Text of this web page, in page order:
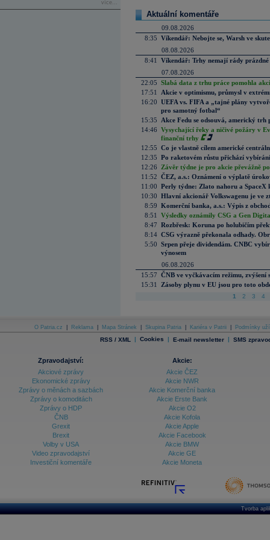
více...
Aktuální komentáře
09.08.2026
8:35 Víkendář: Nebojte se, Warsh ve
08.08.2026
8:41
Víkendář: Trhy nemají rády prázdné
07.08.2026
22:05 Slabá data z trhu práce pomohla
17:51
Akcie v optimismu, průmysl v
16:20 UEFA vs. FIFA a „tajné plány
pro samotný fotbal“
15:35
Akce Fedu se odsouvá, americký
14:46 Vysychající řeky a ničivé požáry v
finanční trhy
12:55 Co je vlastně cílem americké
12:35 Po raketovém růstu přichází
12:26
Závěr týdne je pro akcie převážně
11:52 ČEZ, a.s.: Oznámení o výplatě
11:00 Perly týdne: Zlato nahoru a SpaceX
10:30 Hlavní akcionář Volkswagenu je ve
8:59 Komerční banka, a.s.: Výpis z
8:51
Výsledky oznámily CSG a Gen
8:47 Rozbřesk: Koruna po holubičím
8:14 CSG výrazně překonala odhady.
5:50 Srpen přeje dividendám. CNBC
výnosem
06.08.2026
15:57 ČNB ve vyčkávacím režimu, zvýšení
15:31
Zásoby plynu v EU jsou pro toto
1 2 3 4
O Patria.cz Reklama Mapa Stránek Skupina Patria Kariéra v Patrii Podmínky
RSS / XML | Cookies | E-mail newsletter | SMS
Zpravodajství:
Akciové zprávy
Ekonomické zprávy
Zprávy o měnách a sazbách
Zprávy o komoditách
Zprávy o HDP
ČNB
Grexit
Brexit
Volby v USA
Video zpravodajství
Investiční komentáře
Akcie:
Akcie ČEZ
Akcie NWR
Akcie Komerční banka
Akcie Erste Bank
Akcie O2
Akcie Kofola
Akcie Apple
Akcie Facebook
Akcie BMW
Akcie GE
Akcie Moneta
Tvorba